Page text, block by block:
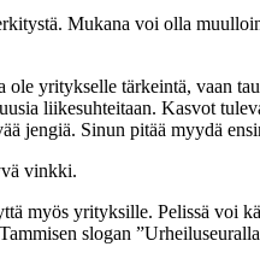
Mukana voi olla
yritykselle tärkeintä, vaan
liikesuhteitaan. Kasvot
jengiä. Sinun pitää myydä
vinkki.
myös yrityksille. Pelissä voi
slogan